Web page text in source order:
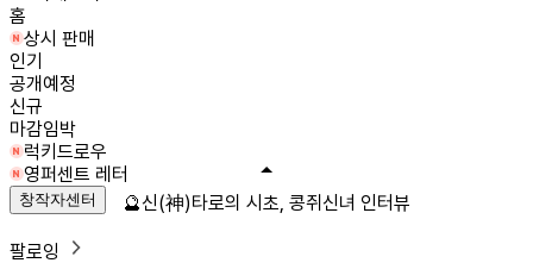
홈
상시 판매
인기
공개예정
신규
마감임박
럭키드로우
영퍼센트 레터
창작자센터
팔로잉
🔮신(神)타로의 시초, 콩쥐신녀 인터뷰